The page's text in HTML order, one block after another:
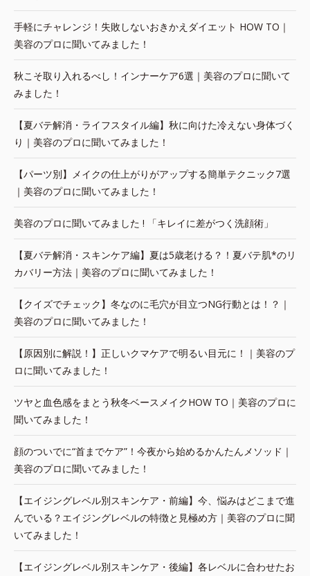
手軽にチャレンジ！失敗しないおきかえダイエット HOW TO｜
美容のプロに聞いてみました！
秋こそ取り入れるべし！インナーケア6選｜美容のプロに聞いて
みました！
【夏バテ解消・ライフスタイル編】秋に向けた冷えない身体づく
り｜美容のプロに聞いてみました！
【パーツ別】メイクの仕上がりがアップする簡単テクニック7選
｜美容のプロに聞いてみました！
美容のプロに聞いてみました ! 「キレイに差がつく洗顔術」
【夏バテ解消・スキンケア編】夏は5歳老ける？！夏バテ肌*のリ
カバリー方法｜美容のプロに聞いてみました！
【クイズでチェック】冬なのに毛穴が目立つNG行動とは！？｜
美容のプロに聞いてみました！
【原因別に解説！】正しいクマケアで明るい目元に！｜美容のプ
ロに聞いてみました！
ツヤと血色感をまとう秋冬ベースメイクHOW TO｜美容のプロに
聞いてみました！
顔のついでに“首までケア”！今夜から始めるかんたんメソッド｜
美容のプロに聞いてみました！
【エイジングレベル別スキンケア・前編】今、悩みはどこまで進
んでいる？エイジングレベルの特徴と見極め方｜美容のプロに聞
いてみました！
【エイジングレベル別スキンケア・後編】各レベルに合わせたお